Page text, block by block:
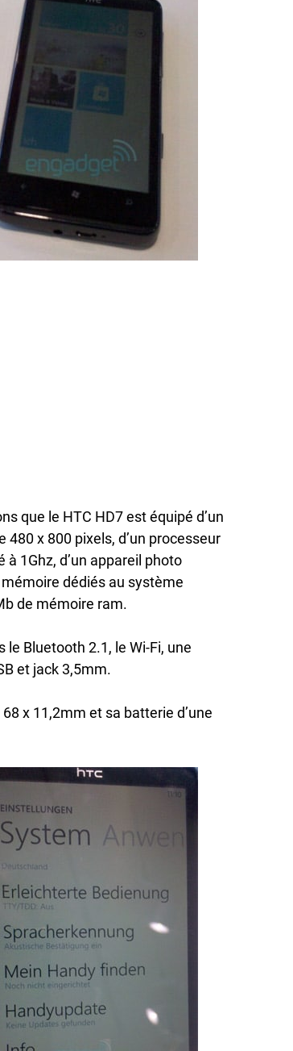
que le HTC HD7 est équipé d’un
x 800 pixels, d’un processeur
1Ghz, d’un appareil photo
dédiés au système
de mémoire ram.
Bluetooth 2.1, le Wi-Fi, une
et jack 3,5mm.
x 11,2mm et sa batterie d’une